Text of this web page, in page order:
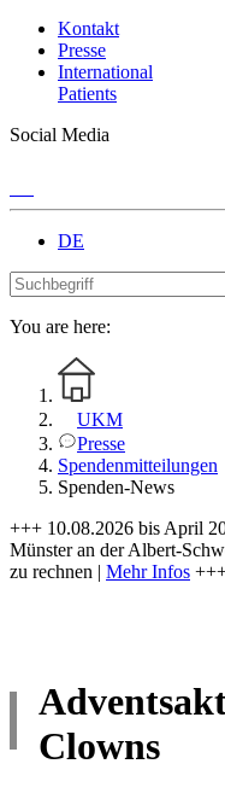
Kontakt
Presse
International
Patients
Social Media
DE
You are here:
UKM
Presse
Spendenmitteilungen
Spenden-News
+++ 10.08.2026 bis April
Münster an der Albert-
zu rechnen | Mehr Infos
Clowns